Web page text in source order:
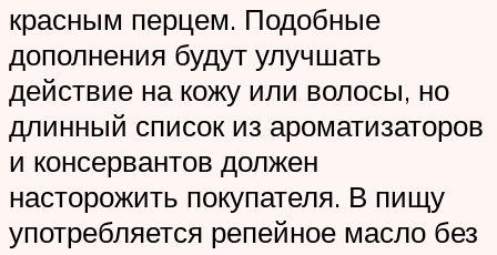
красным перцем. Подобные
дополнения будут улучшать
действие на кожу или волосы, но
длинный список из ароматизаторов
и консервантов должен
насторожить покупателя. В пищу
употребляется репейное масло без